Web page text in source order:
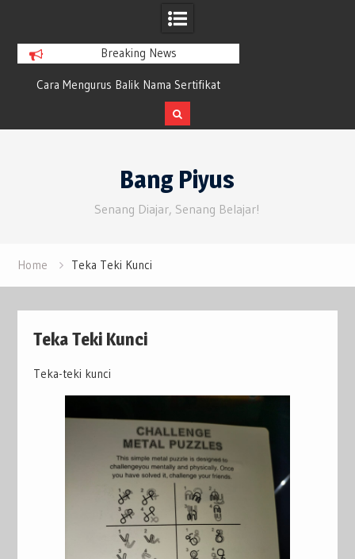
Breaking News
Mengurus Balik Nama Sertifikat
Tanpa Bayar Satu Rupiah Pun
Petunjuk Penggunaan
Bang Piyus
Senang Diajar, Senang Belajar!
Home Teka Teki Kunci
Teka Teki Kunci
Teka-teki kunci